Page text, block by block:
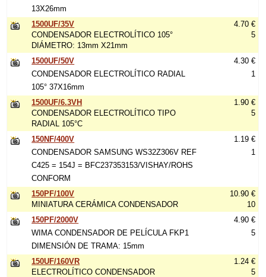
13X26mm
1500UF/35V
CONDENSADOR ELECTROLÍTICO 105°
DIÁMETRO: 13mm X21mm
4.70 €
5
1500UF/50V
CONDENSADOR ELECTROLÍTICO RADIAL
105° 37X16mm
4.30 €
1
1500UF/6.3VH
CONDENSADOR ELECTROLÍTICO TIPO
RADIAL 105°C
1.90 €
5
150NF/400V
CONDENSADOR SAMSUNG WS32Z306V REF
C425 = 154J = BFC237353153/VISHAY/ROHS
CONFORM
1.19 €
1
150PF/100V
MINIATURA CERÁMICA CONDENSADOR
10.90 €
10
150PF/2000V
WIMA CONDENSADOR DE PELÍCULA FKP1
DIMENSIÓN DE TRAMA: 15mm
4.90 €
5
150UF/160VR
ELECTROLÍTICO CONDENSADOR
1.24 €
5